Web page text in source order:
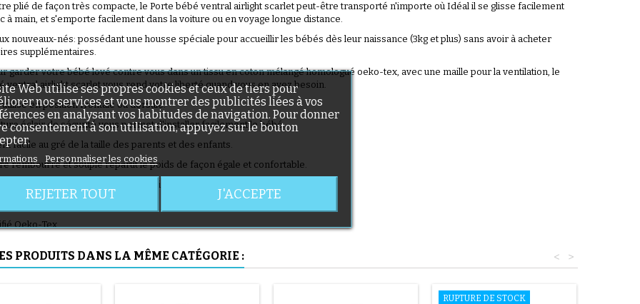
avis)
(1 avis)
plié de façon très compacte, le Porte bébé ventral airlight scarlet peut-être transporté n'importe où Idéal il se glisse facilement
à main, et s'emporte facilement dans la voiture ou en voyage longue distance.
nouveaux-nés: possédant une housse spéciale pour accueillir les bébés dès leur naissance (3kg et plus) sans avoir à acheter
supplémentaires.
garder votre bébé lové contre vous dans un tissu en coton mélangé homologué oeko-tex, avec une maille pour la ventilation, le
ventral airlight scarlet vous rend votre liberté quand vous en avez besoin.
utilisé en position frontale ou dorsale.
éclair de sécurité vous permet d'installer facilement le bébé.
facile au gré de la taille des parents et des enfants.
rembourré et souple répartit le poids de façon égale et confortable.
pour une circulation d'air maximale.
machine.
Oeko-Tex.
PRODUITS DANS LA MÊME CATÉGORIE : >
<
RUPTURE DE STOCK
Web utilise ses propres cookies et ceux de tiers pour
nos services et vous montrer des publicités liées à vos
en analysant vos habitudes de navigation. Pour donner
consentement à son utilisation, appuyez sur le bouton
Personnaliser les cookies
REJETER TOUT J'ACCEPTE